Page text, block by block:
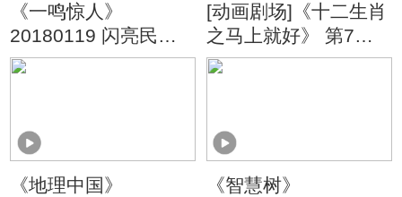
《一鸣惊人》
20180119 闪亮民营
剧团第二季（3）
[动画剧场]《十二生肖
之马上就好》 第7集
防盗监视器
《地理中国》
《智慧树》